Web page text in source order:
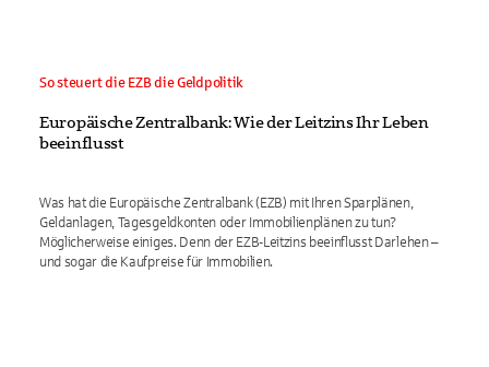
So steuert die EZB die Geldpolitik
Europäische Zentralbank: Wie der Leitzins Ihr Leben
beeinflusst
Was hat die Europäische Zentralbank (EZB) mit Ihren Sparplänen,
Geldanlagen, Tagesgeldkonten oder Immobilienplänen zu tun?
Möglicherweise einiges. Denn der EZB-Leitzins beeinflusst Darlehen –
und sogar die Kaufpreise für Immobilien.